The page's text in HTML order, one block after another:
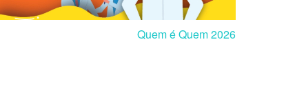
Quem é Quem 2026